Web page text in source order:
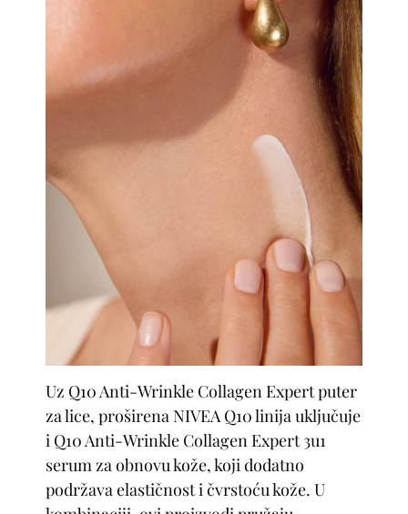
Uz Q10 Anti-Wrinkle Collagen Expert puter
za lice, proširena NIVEA Q10 linija uključuje
i Q10 Anti-Wrinkle Collagen Expert 3u1
serum za obnovu kože, koji dodatno
podržava elastičnost i čvrstoću kože. U